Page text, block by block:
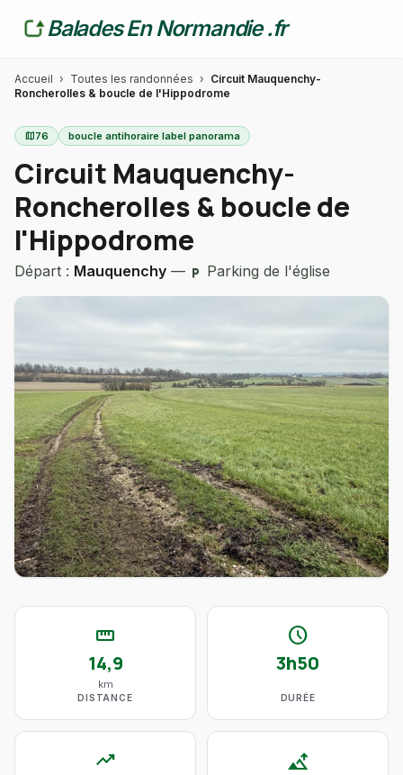
Balades En Normandie .fr
Accueil › Toutes les randonnées › Circuit Mauquenchy-
Roncherolles & boucle de l'Hippodrome
map76 boucle antihoraire label panorama
Circuit Mauquenchy-
Roncherolles & boucle de
l'Hippodrome
Départ : Mauquenchy — local_parking Parking de l'église
straighten
14,9
km
DISTANCE
schedule
3h50
DURÉE
trending_up altitude